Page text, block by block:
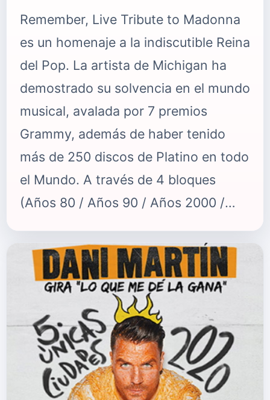
Remember, Live Tribute to Madonna
es un homenaje a la indiscutible Reina
del Pop. La artista de Michigan ha
demostrado su solvencia en el mundo
musical, avalada por 7 premios
Grammy, además de haber tenido
más de 250 discos de Platino en todo
el Mundo. A través de 4 bloques
(Años 80 / Años 90 / Años 2000 /
repaso de la carrera de la artista más
exitosa de los últimos tiempos. Un
espectacular elenco de bailarines y
músicos acompañarán a Claudia
Molina, que interpretará en directo a
la Ambición Rubia en un original show
que fascinará a los espectadores.